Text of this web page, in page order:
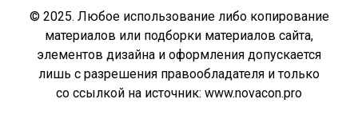
© 2025. Любое использование либо копирование
материалов или подборки материалов сайта,
элементов дизайна и оформления допускается
лишь с разрешения правообладателя и только
со ссылкой на источник: www.novacon.pro